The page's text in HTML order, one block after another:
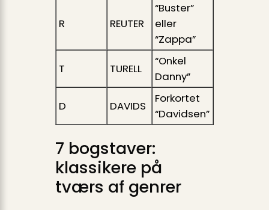
R REUTER
“Buster”
eller
“Zappa”
T TURELL
“Onkel
Danny”
D DAVIDS
Forkortet
“Davidsen”
7 bogstaver:
klassikere på
tværs af genrer